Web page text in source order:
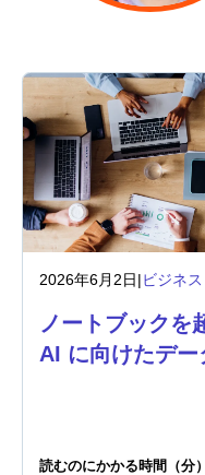
製造
保険
通信
テクノロジー
公的機関
教育
2026年6月2日|ビジネス
ノートブックを
AI に向けたデ
読むのにかかる時間（分